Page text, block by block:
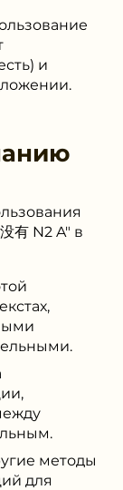
и
有 N2 A" в
методы
для